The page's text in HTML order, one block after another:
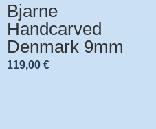
Bjarne
Handcarved
Denmark 9mm
119,00€